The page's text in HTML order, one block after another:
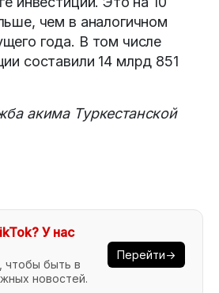
чем в аналогичном
года. В том числе
составили 14 млрд 851
акима Туркестанской
У нас
чтобы быть в
новостей.
Перейти→